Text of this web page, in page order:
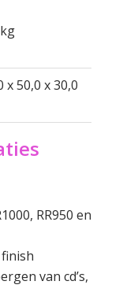
x 50,0 x 30,0
RR950 en
van cd’s,